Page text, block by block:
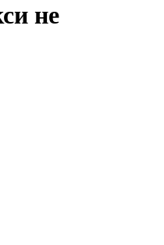
не